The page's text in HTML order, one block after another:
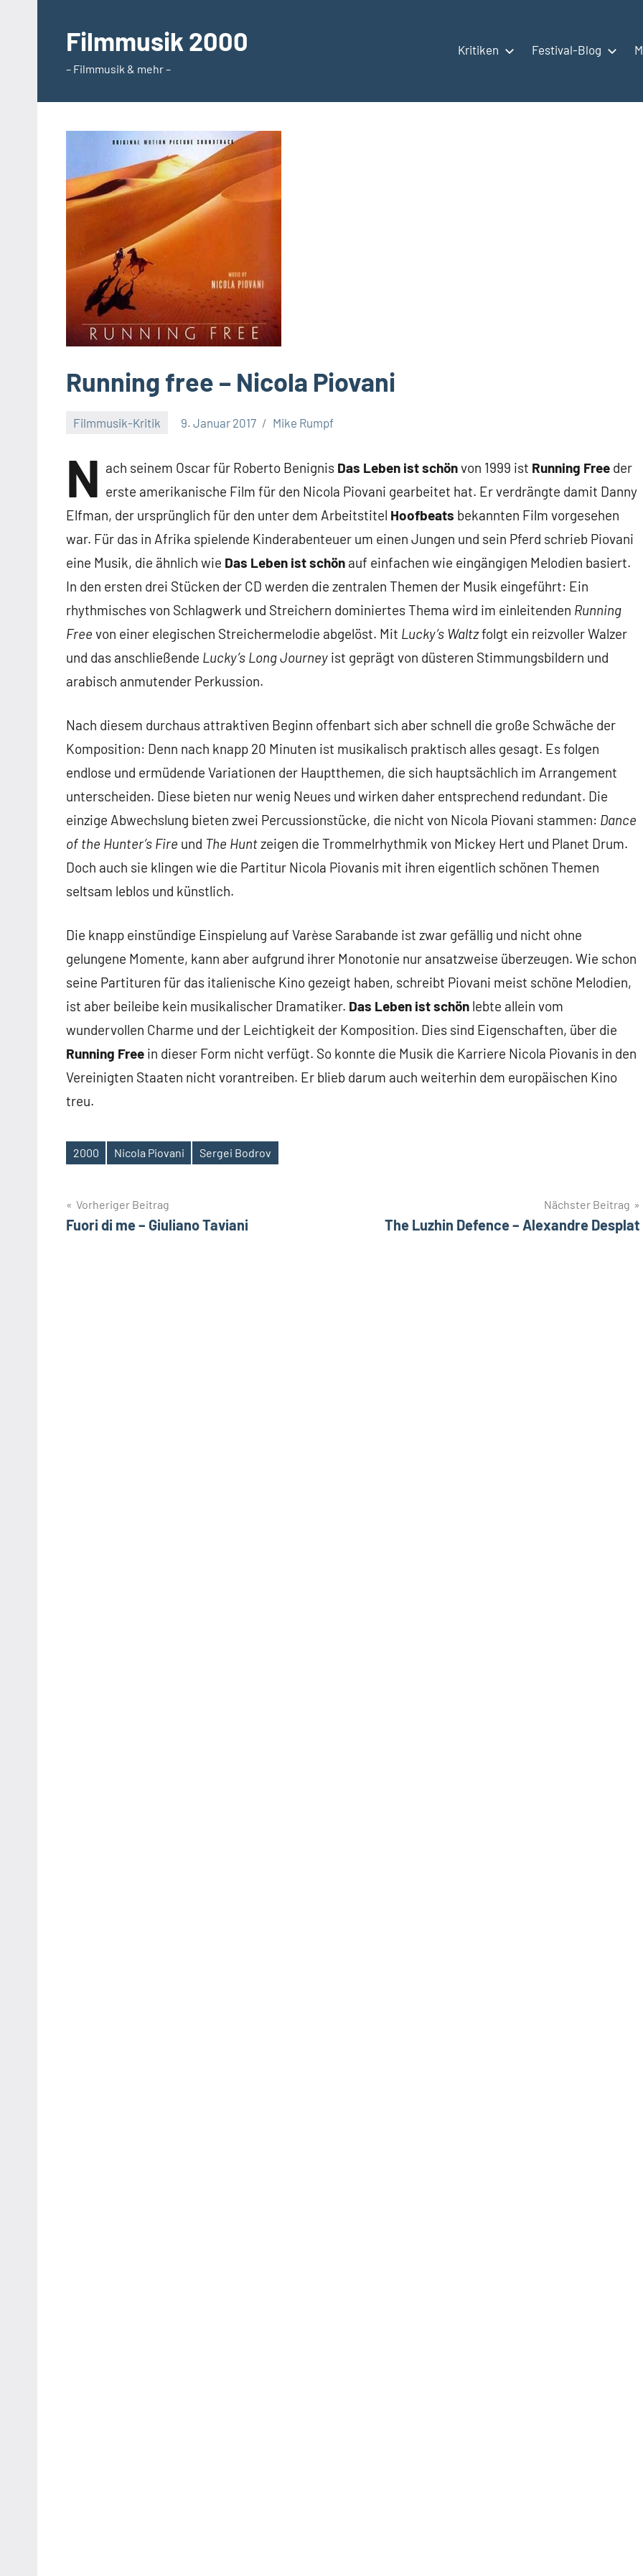
springenFilmmusik 2000
– Filmmusik & mehr –
Kritiken Festival-Blog
Running free – Nicola Piovani
Filmmusik-Kritik 9. Januar 2017 Mike Rumpf
N ach seinem Oscar für Roberto Benignis Das Leben ist schönvon 1999 ist Running Free der
erste amerikanische Film für den Nicola Piovani gearbeitet hat. Er verdrängte damit Danny
Elfman, der ursprünglich für den unter dem Arbeitstitel Hoofbeats bekannten Film vorgesehen
war. Für das in Afrika spielende Kinderabenteuer um einen Jungen und sein Pferd schrieb Piovani
eine Musik, die ähnlich wie Das Leben ist schön auf einfachen wie eingängigen Melodien basiert.
In den ersten drei Stücken der CD werden die zentralen Themen der Musik eingeführt: Ein
rhythmisches von Schlagwerk und Streichern dominiertes Thema wird im einleitenden Running
Free von einer elegischen Streichermelodie abgelöst. Mit Lucky’s Waltzfolgt ein reizvoller Walzer
und das anschließende Lucky’s Long Journey ist geprägt von düsteren Stimmungsbildern und
arabisch anmutender Perkussion.
Nach diesem durchaus attraktiven Beginn offenbart sich aber schnell die große Schwäche der
Komposition: Denn nach knapp 20 Minuten ist musikalisch praktisch alles gesagt. Es folgen
endlose und ermüdende Variationen der Hauptthemen, die sich hauptsächlich im Arrangement
unterscheiden. Diese bieten nur wenig Neues und wirken daher entsprechend redundant. Die
einzige Abwechslung bieten zwei Percussionstücke, die nicht von Nicola Piovani stammen: Dance
of the Hunter’s Fire und The Huntzeigen die Trommelrhythmik von Mickey Hert und Planet Drum.
Doch auch sie klingen wie die Partitur Nicola Piovanis mit ihren eigentlich schönen Themen
seltsam leblos und künstlich.
Die knapp einstündige Einspielung auf Varèse Sarabande ist zwar gefällig und nicht ohne
gelungene Momente, kann aber aufgrund ihrer Monotonie nur ansatzweise überzeugen. Wie schon
seine Partituren für das italienische Kino gezeigt haben, schreibt Piovani meist schöne Melodien,
ist aber beileibe kein musikalischer Dramatiker. Das Leben ist schön lebte allein vom
wundervollen Charme und der Leichtigkeit der Komposition. Dies sind Eigenschaften, über die
Running Free in dieser Form nicht verfügt. So konnte die Musik die Karriere Nicola Piovanis in den
Vereinigten Staaten nicht vorantreiben. Er blieb darum auch weiterhin dem europäischen Kino
treu.
Schlagwörter
2000 Nicola Piovani Sergei Bodrov
Beitragsnavigation
Vorheriger Beitrag
Fuori di me – Giuliano Taviani
Nächster Beitrag
The Luzhin Defence – Alexandre Desplat